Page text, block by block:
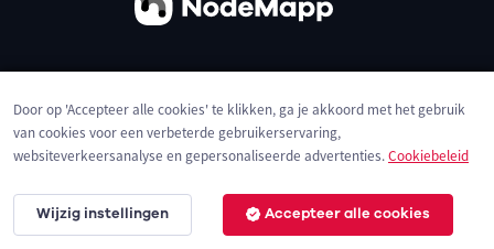
Privacybeleid Cookies
Door op 'Accepteer alle cookies' te klikken, ga je akkoord met het gebruik
van cookies voor een verbeterde gebruikerservaring,
websiteverkeersanalyse en gepersonaliseerde advertenties.Cookiebeleid
Wijzig instellingen Accepteer alle cookies